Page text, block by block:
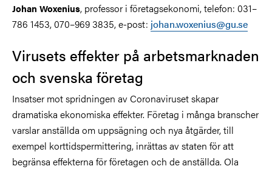
Johan Woxenius, professor i företagsekonomi, telefon: 031–
786 1453, 070–969 3835, e-post: johan.woxenius@gu.se
Virusets effekter på arbetsmarknaden
och svenska företag
Insatser mot spridningen av Coronaviruset skapar
dramatiska ekonomiska effekter. Företag i många branscher
varslar anställda om uppsägning och nya åtgärder, till
exempel korttidspermittering, inrättas av staten för att
begränsa effekterna för företagen och de anställda. Ola